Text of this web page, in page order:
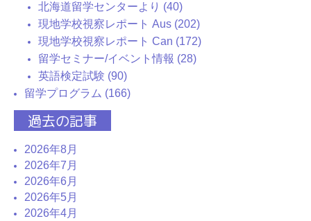
北海道留学センターより (40)
現地学校視察レポート Aus (202)
現地学校視察レポート Can (172)
留学セミナー/イベント情報 (28)
英語検定試験 (90)
留学プログラム (166)
過去の記事
2026年8月
2026年7月
2026年6月
2026年5月
2026年4月